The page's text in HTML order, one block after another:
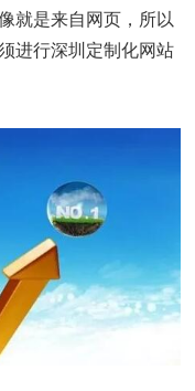
就是来自网页，所以
进行深圳定制化网站